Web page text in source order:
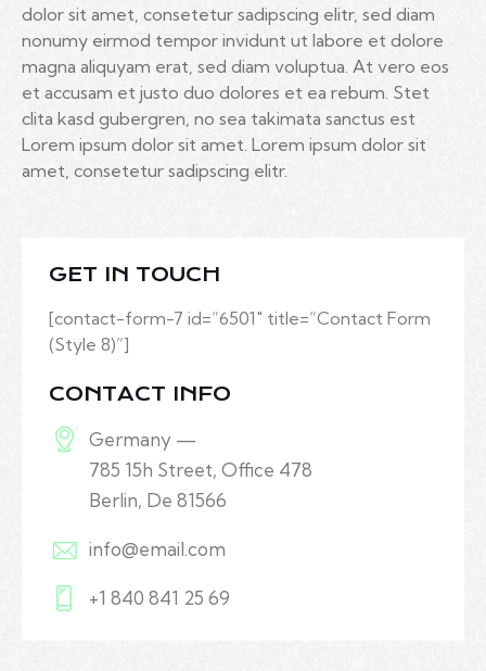
dolor sit amet, consetetur sadipscing elitr, sed diam
nonumy eirmod tempor invidunt ut labore et dolore
magna aliquyam erat, sed diam voluptua. At vero eos
et accusam et justo duo dolores et ea rebum. Stet
clita kasd gubergren, no sea takimata sanctus est
Lorem ipsum dolor sit amet. Lorem ipsum dolor sit
amet, consetetur sadipscing elitr.
GET IN TOUCH
[contact-form-7 id=”6501″ title=”Contact Form
(Style 8)”]
CONTACT INFO
Germany —
785 15h Street, Office 478
Berlin, De 81566
info@email.com
+1 840 841 25 69